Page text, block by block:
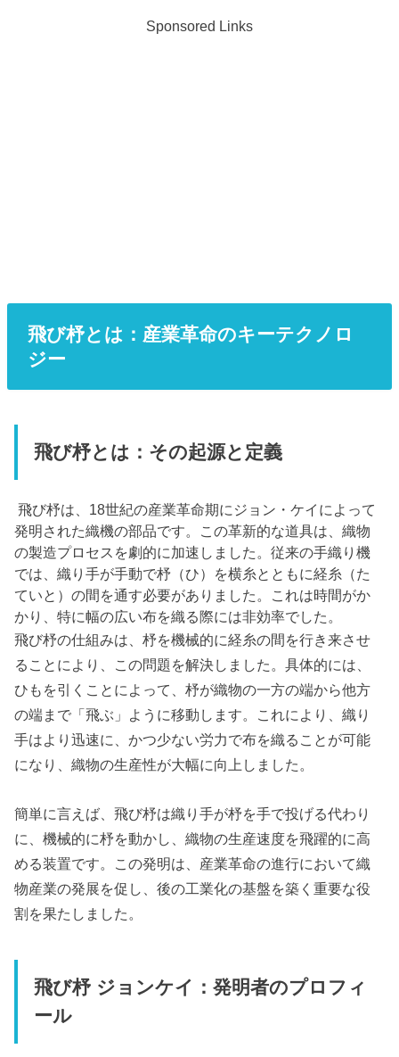
Sponsored Links
飛び杼とは：産業革命のキーテクノロ
ジー
飛び杼とは：その起源と定義
飛び杼は、18世紀の産業革命期にジョン・ケイによって
発明された織機の部品です。この革新的な道具は、織物
の製造プロセスを劇的に加速しました。従来の手織り機
では、織り手が手動で杼（ひ）を横糸とともに経糸（た
ていと）の間を通す必要がありました。これは時間がか
かり、特に幅の広い布を織る際には非効率でした。
飛び杼の仕組みは、杼を機械的に経糸の間を行き来させ
ることにより、この問題を解決しました。具体的には、
ひもを引くことによって、杼が織物の一方の端から他方
の端まで「飛ぶ」ように移動します。これにより、織り
手はより迅速に、かつ少ない労力で布を織ることが可能
になり、織物の生産性が大幅に向上しました。
簡単に言えば、飛び杼は織り手が杼を手で投げる代わり
に、機械的に杼を動かし、織物の生産速度を飛躍的に高
める装置です。この発明は、産業革命の進行において織
物産業の発展を促し、後の工業化の基盤を築く重要な役
割を果たしました。
飛び杼 ジョンケイ：発明者のプロフィ
ール